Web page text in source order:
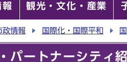
観光・文化・産業
政情報 国際化・国際平和
パートナーシティ